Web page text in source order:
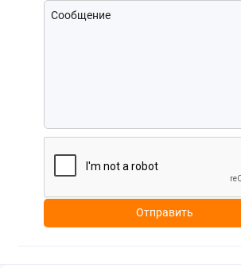
Отправить